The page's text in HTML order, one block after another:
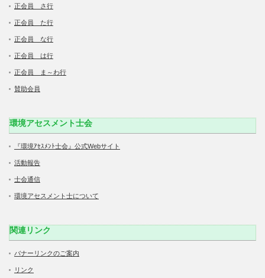
正会員 さ行
正会員 た行
正会員 な行
正会員 は行
正会員 ま～わ行
賛助会員
環境アセスメント士会
『環境ｱｾｽﾒﾝﾄ士会』公式Webサイト
活動報告
士会通信
環境アセスメント士について
関連リンク
バナーリンクのご案内
リンク